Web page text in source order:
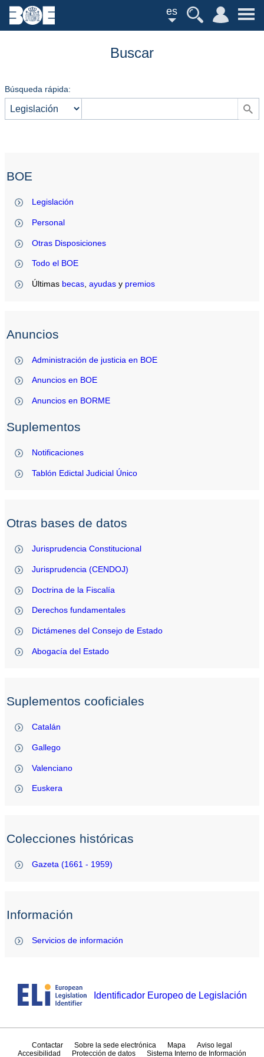
es
Buscar
Búsqueda rápida:
BOE
Legislación
Personal
Otras Disposiciones
Todo el BOE
Últimas becas ,ayudas y premios
Anuncios
Administración de justicia en BOE
Anuncios en BOE
Anuncios en BORME
Suplementos
Notificaciones
Tablón Edictal Judicial Único
Otras bases de datos
Jurisprudencia Constitucional
Jurisprudencia (CENDOJ)
Doctrina de la Fiscalía
Derechos fundamentales
Dictámenes del Consejo de Estado
Abogacía del Estado
Suplementos cooficiales
Catalán
Gallego
Valenciano
Euskera
Colecciones históricas
Gazeta (1661 - 1959)
Información
Servicios de información
Identificador Europeo de Legislación
Contactar Sobre la sede electrónica Mapa
Aviso legal
Accesibilidad
Protección de datos Sistema Interno de Información